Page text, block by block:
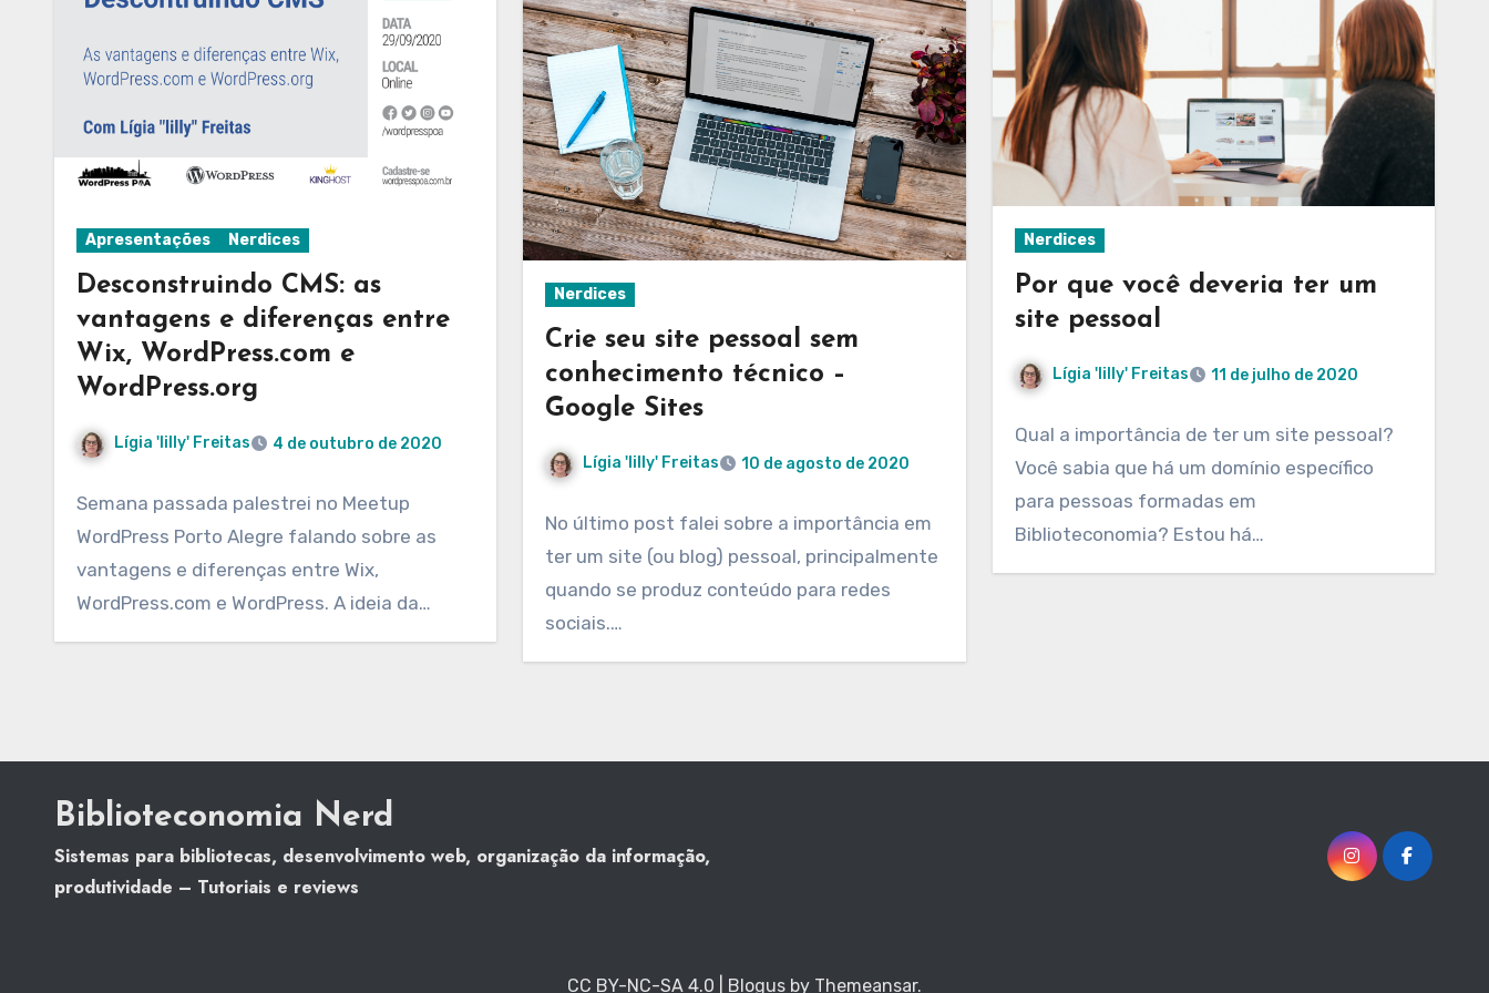
Apresentações Nerdices
Desconstruindo CMS: as
vantagens e diferenças entre
Wix, WordPress.com e
WordPress.org
Lígia 'lilly' Freitas 4 de outubro de 2020
Semana passada palestrei no Meetup
WordPress Porto Alegre falando sobre as
vantagens e diferenças entre Wix,
WordPress.com e WordPress. A ideia da…
Nerdices
Crie seu site pessoal sem
conhecimento técnico –
Google Sites
Lígia 'lilly' Freitas 10 de agosto de 2020
No último post falei sobre a importância em
ter um site (ou blog) pessoal, principalmente
quando se produz conteúdo para redes
sociais.…
Nerdices
Por que você deveria ter um
site pessoal
Lígia 'lilly' Freitas 11 de julho de 2020
Qual a importância de ter um site pessoal?
Você sabia que há um domínio específico
para pessoas formadas em
Biblioteconomia? Estou há…
Biblioteconomia Nerd
Sistemas para bibliotecas, desenvolvimento web, organização da informação,
produtividade – Tutoriais e reviews
CC BY-NC-SA 4.0 Blogus by Themeansar.